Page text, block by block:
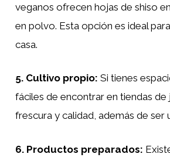
veganos ofrecen hojas de shiso
en polvo. Esta opción es ideal
casa.
5. Cultivo propio: Si tienes
fáciles de encontrar en tiendas de
frescura y calidad, además de
6. Productos preparados: